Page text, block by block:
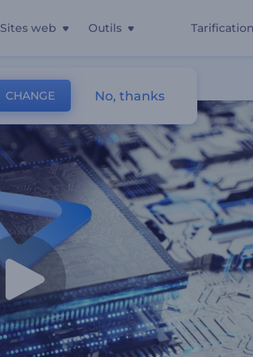
Sites web Outils Tarification
CHANGE No, thanks